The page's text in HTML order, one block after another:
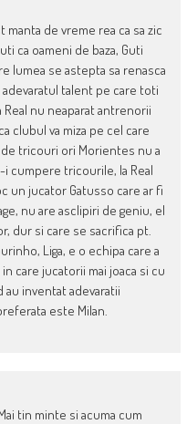
manta de vreme rea ca sa zic
ca oameni de baza, Guti
lumea se astepta sa renasca
talent pe care toti
nu neaparat antrenorii
clubul va miza pe cel care
tricouri ori Morientes nu a
i cumpere tricourile, la Real
un jucator Gatusso care ar fi
nu are asclipiri de geniu, el
dur si care se sacrifica pt.
Liga, e o echipa care a
care jucatorii mai joaca si cu
au inventat adevaratii
este Milan.
tin minte si acuma cum